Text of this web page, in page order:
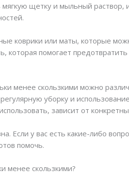
мягкую щетку и мыльный
коврики или маты, которые
которая помогает
менее скользкими можно
уборку и
зависит от
Если у вас есть какие-либо
помочь.
менее скользкими?